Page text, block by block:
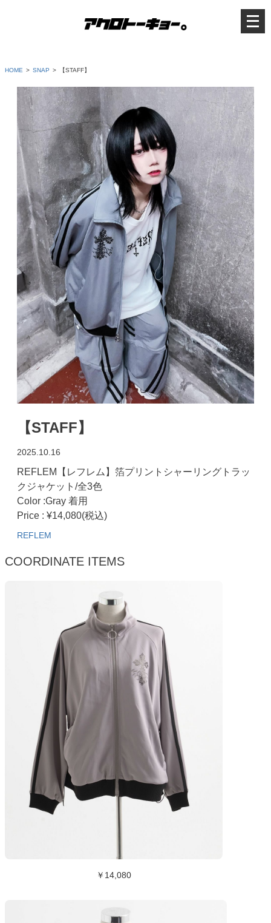
HOME SNAP 【STAFF】
【STAFF】
2025.10.16
REFLEM【レフレム】箔プリントシャーリングトラッ
クジャケット/全3色
Color :Gray 着用
Price : ¥14,080(税込)
REFLEM
COORDINATE ITEMS
￥14,080